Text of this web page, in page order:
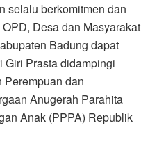
selalu berkomitmen dan
Desa dan Masyarakat
Badung dapat
Giri Prasta didampingi
dan
Anugerah Parahita
Anak (PPPA) Republik